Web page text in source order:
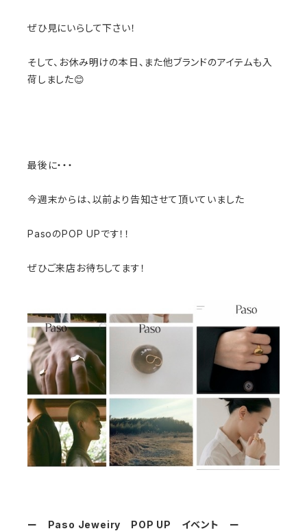
ぜひ見にいらして下さい！
そして、お休み明けの本日、また他ブランドのアイテムも入
荷しました😊
最後に・・・
今週末からは、以前より告知させて頂いていました
PasoのPOP UPです！！
ぜひご来店お待ちしてます！
ー Paso Jeweiry POP UP イベント ー